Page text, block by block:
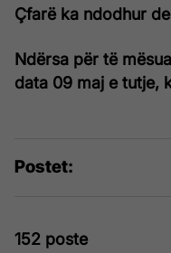
Çfarë ka ndodhur
Ndërsa për të
data 09 maj e tutje,
Postet:
152 poste